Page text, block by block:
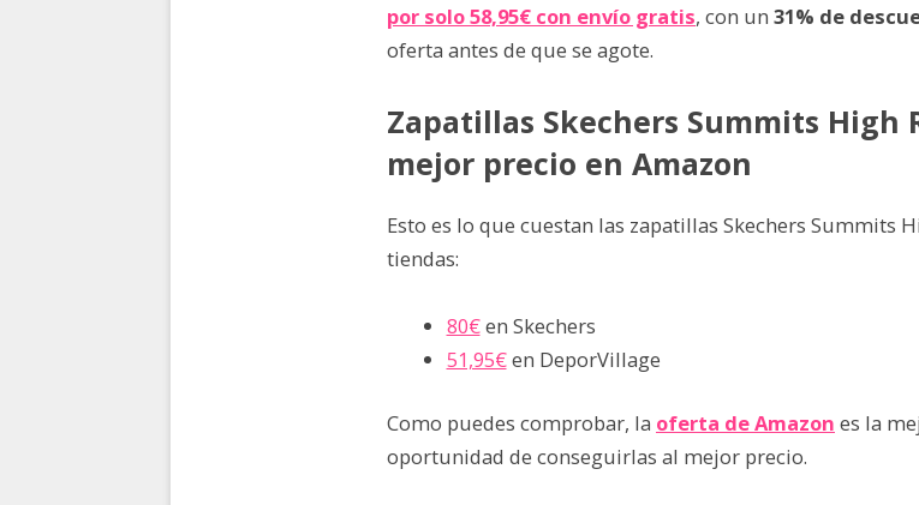
por solo58,95€ con envío gratis, con un 31% de
oferta antes de que se agote.
Zapatillas Skechers Summits High
mejor precio en Amazon
Esto es lo que cuestan las zapatillas Skechers Summits
tiendas:
80€en Skechers
51,95€en DeporVillage
Como puedes comprobar, la oferta de Amazon es la
oportunidad de conseguirlas al mejor precio.